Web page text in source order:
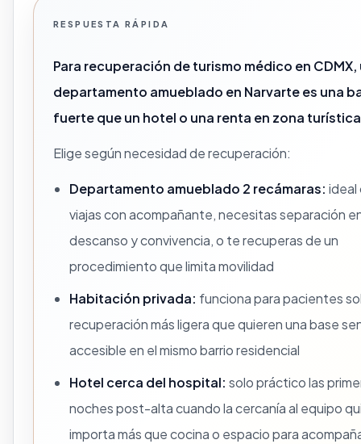
RESPUESTA RÁPIDA
Para recuperación de turismo médico en CDMX,
departamento amueblado en Narvarte es una
fuerte que un hotel o una renta en zona
Elige según necesidad de recuperación:
Departamento amueblado 2 recámaras: ideal
viajas con acompañante, necesitas separación
descanso y convivencia, o te recuperas de un
procedimiento que limita movilidad
Habitación privada: funciona para pacientes
recuperación más ligera que quieren una base
accesible en el mismo barrio residencial
Hotel cerca del hospital: solo práctico las
noches post-alta cuando la cercanía al equipo
importa más que cocina o espacio para